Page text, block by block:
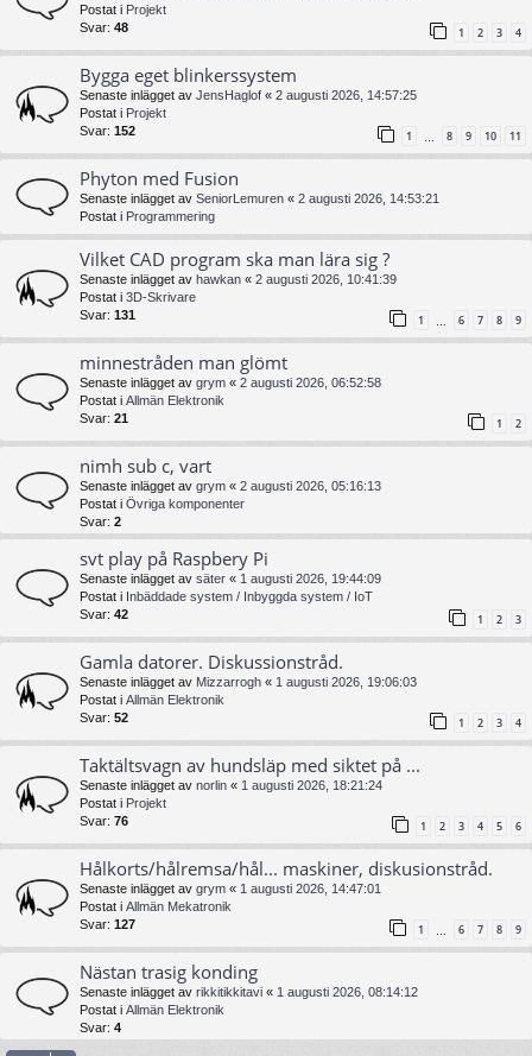
Postat i Projekt
Svar: 48 1 2 3 4
Bygga eget blinkerssystem
Senaste inlägget av JensHaglof « 2 augusti 2026, 14:57:25
Postat i Projekt
Svar: 152 1 8 9 10 11
Phyton med Fusion
Senaste inlägget av SeniorLemuren « 2 augusti 2026, 14:53:21
Postat i Programmering
Vilket CAD program ska man lära sig ?
Senaste inlägget av hawkan « 2 augusti 2026, 10:41:39
Postat i 3D-Skrivare
Svar: 131 1 6 7 8 9
minnestråden man glömt
Senaste inlägget av grym « 2 augusti 2026, 06:52:58
Postat i Allmän Elektronik
Svar: 21 1 2
nimh sub c, vart
Senaste inlägget av grym « 2 augusti 2026, 05:16:13
Postat i Övriga komponenter
Svar: 2
svt play på Raspbery Pi
Senaste inlägget av säter « 1 augusti 2026, 19:44:09
Postat i Inbäddade system / Inbyggda system / IoT
Svar: 42 1 2 3
Gamla datorer. Diskussionstråd.
Senaste inlägget av Mizzarrogh « 1 augusti 2026, 19:06:03
Postat i Allmän Elektronik
Svar: 52 1 2 3 4
Taktältsvagn av hundsläp med siktet på ...
Senaste inlägget av norlin « 1 augusti 2026, 18:21:24
Postat i Projekt
Svar: 76 1 2 3 4 5 6
Hålkorts/hålremsa/hål... maskiner, diskusionstråd.
Senaste inlägget av grym « 1 augusti 2026, 14:47:01
Postat i Allmän Mekatronik
Svar: 127 1 … 6 7 8 9
Nästan trasig konding
Senaste inlägget av rikkitikkitavi « 1 augusti 2026, 08:14:12
Postat i Allmän Elektronik
Svar: 4